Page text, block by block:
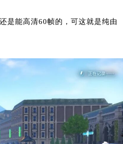
是能高清60帧的，可这就是纯由